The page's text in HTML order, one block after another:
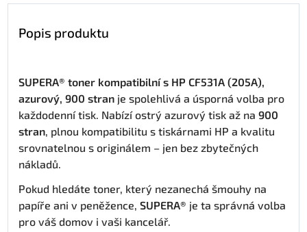
Popis produktu
SUPERA® toner kompatibilní s HP CF531A (205A),
azurový, 900 stran je spolehlivá a úsporná volba pro
každodenní tisk. Nabízí ostrý azurový tisk až na 900
stran, plnou kompatibilitu s tiskárnami HP a kvalitu
srovnatelnou s originálem – jen bez zbytečných
nákladů.
Pokud hledáte toner, který nezanechá šmouhy na
papíře ani v peněžence, SUPERA® je ta správná volba
pro váš domov i vaši kancelář.